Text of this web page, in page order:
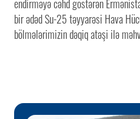
endirməyə cəhd göstərən
bir ədəd Su-25 təyyarəsi Hava
bölmələrimizin dəqiq atəşi ilə